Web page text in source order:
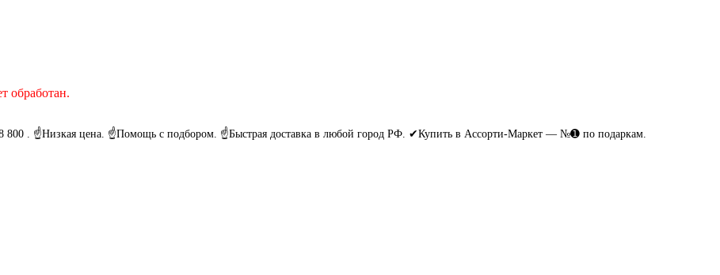
обработан.
. ☝Низкая цена. ☝Помощь с подбором. ☝Быстрая доставка в любой город РФ. ✔Купить в Ассорти-Маркет — №➊ по подаркам.